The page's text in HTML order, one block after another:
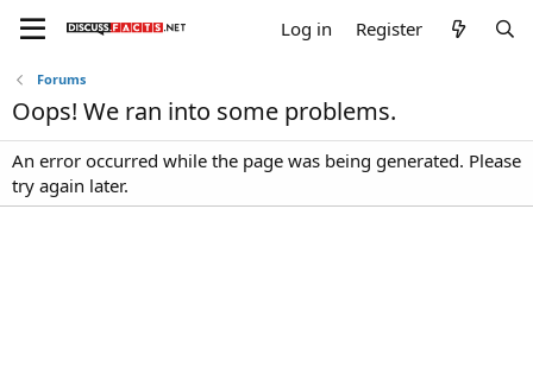
Log in Register
Forums
Oops! We ran into some problems.
An error occurred while the page was being generated. Please
try again later.